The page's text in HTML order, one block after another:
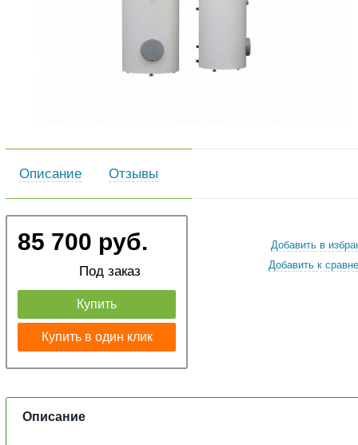
Описание Отзывы
85 700 руб.
Под заказ
Купить
Купить в один клик
Добавить в
Добавить к
Описание